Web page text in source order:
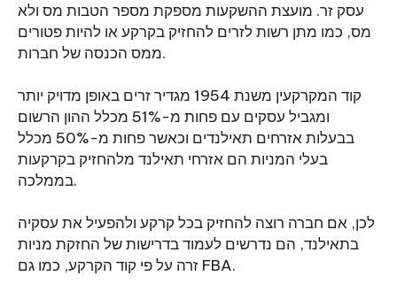
עסק זר. מועצת ההשקעות מספקת מספר הטבות מס ולא
מס, כמו מתן רשות לזרים להחזיק בקרקע או להיות פטורים
ממס הכנסה של חברות.
קוד המקרקעין משנת 1954 מגדיר זרים באופן מדויק יותר
ומגביל עסקים עם פחות מ-51% מכלל ההון הרשום
בבעלות אזרחים תאילנדים וכאשר פחות מ-50% מכלל
בעלי המניות הם אזרחי תאילנד מלהחזיק בקרקעות
בממלכה.
לכן, אם חברה רוצה להחזיק בכל קרקע ולהפעיל את עסקיה
בתאילנד, הם נדרשים לעמוד בדרישות של החזקת מניות
זרה על פי קוד הקרקע, כמו גם FBA.